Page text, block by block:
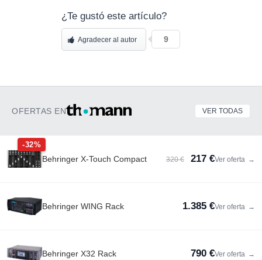
¿Te gustó este artículo?
Agradecer al autor 9
OFERTAS EN VER TODAS
-32%
Behringer X-Touch Compact 320 € 217 €Ver oferta →
Behringer WING Rack 1.385 €Ver oferta →
Behringer X32 Rack 790 €Ver oferta →